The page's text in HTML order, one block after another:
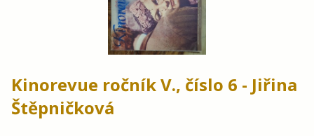
Kinorevue ročník V., číslo 6 - Jiřina
Štěpničková